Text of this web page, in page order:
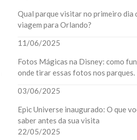
Qual parque visitar no primeiro dia
viagem para Orlando?
11/06/2025
Fotos Mágicas na Disney: como
onde tirar essas fotos nos parques.
03/06/2025
Epic Universe inaugurado: O que
saber antes da sua visita
22/05/2025